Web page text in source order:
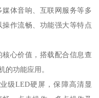
体音响、互联网服务等多
作流畅、功能强大等特点
心价值，搭载配合信息查
的功能应用。
级LED硬屏，保障高清显